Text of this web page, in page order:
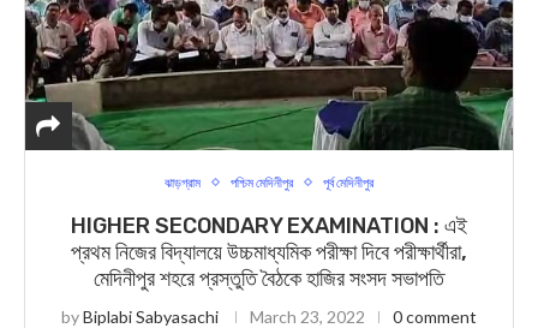
ঝাড়গ্রাম পশ্চিম মেদিনীপুর পূর্ব মেদিনীপুর
HIGHER SECONDARY EXAMINATION : এই
প্রথম নিজের বিদ্যালয়ে উচ্চমাধ্যমিক পরীক্ষা দিবে পরীক্ষার্থীরা,
মেদিনীপুর শহরে প্রস্তুতি বৈঠকে হাজির সংসদ সভাপতি
byBiplabi Sabyasachi March 23, 2022 0 comment